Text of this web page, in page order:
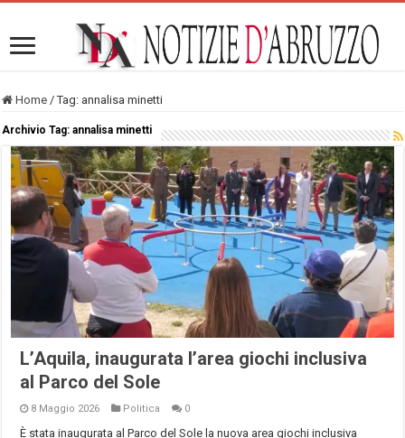
Home / Tag: annalisa minetti
Archivio Tag:annalisa minetti
L’Aquila, inaugurata l’area giochi inclusiva
al Parco del Sole
8 Maggio 2026 Politica 0
È stata inaugurata al Parco del Sole la nuova area giochi inclusiva